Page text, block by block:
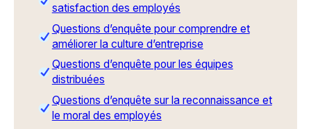
satisfaction des employés
Questions d’enquête pour comprendre et
améliorer la culture d’entreprise
Questions d’enquête pour les équipes
distribuées
Questions d’enquête sur la reconnaissance et
le moral des employés